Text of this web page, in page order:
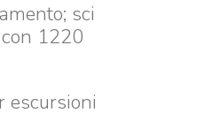
sci
con 1220
escursioni